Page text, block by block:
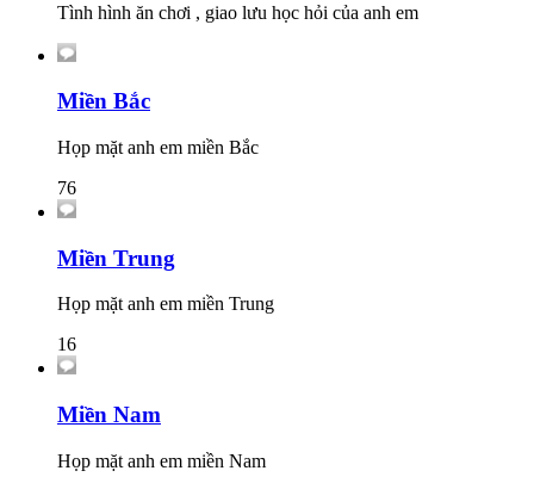
Tình hình ăn chơi , giao lưu học hỏi của anh em
Miền Bắc
Họp mặt anh em miền Bắc
76
Miền Trung
Họp mặt anh em miền Trung
16
Miền Nam
Họp mặt anh em miền Nam